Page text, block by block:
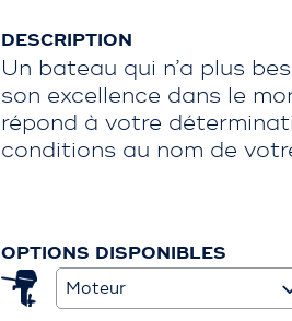
DESCRIPTION
Un bateau qui n’a plus
son excellence dans le
répond à votre
conditions au nom de
OPTIONS DISPONIBLES
Moteur